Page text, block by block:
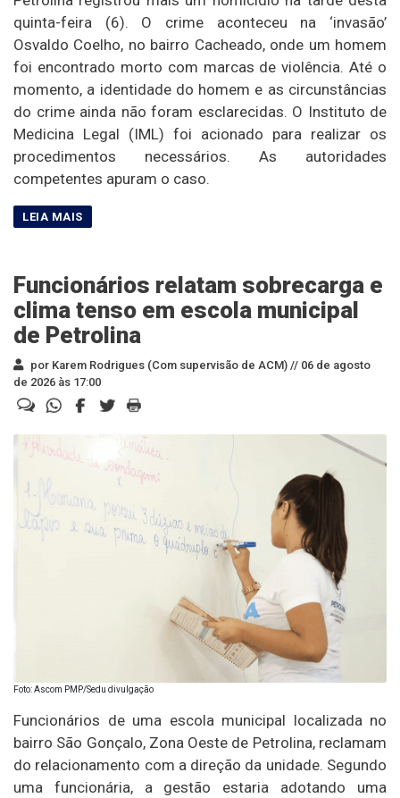
quinta-feira (6). O crime aconteceu na ‘invasão’
Osvaldo Coelho, no bairro Cacheado, onde um homem
foi encontrado morto com marcas de violência. Até o
momento, a identidade do homem e as circunstâncias
do crime ainda não foram esclarecidas. O Instituto de
Medicina Legal (IML) foi acionado para realizar os
procedimentos necessários. As autoridades
competentes apuram o caso.
Funcionários relatam sobrecarga e
clima tenso em escola municipal
de Petrolina
por Karem Rodrigues (Com supervisão de ACM) // 06 de agosto
de 2026 às 17:00
Foto: Ascom PMP/Sedu divulgação
Funcionários de uma escola municipal localizada no
bairro São Gonçalo, Zona Oeste de Petrolina, reclamam
do relacionamento com a direção da unidade. Segundo
uma funcionária, a gestão estaria adotando uma